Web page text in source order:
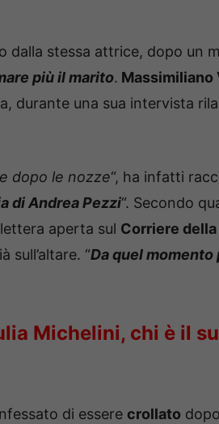
dalla stessa attrice, dopo un
più il marito. Massimiliano
durante una sua intervista
dopo le nozze“, ha infatti
di Andrea Pezzi“. Secondo
aperta sul Corriere della
sull’altare. “Da quel momento
Michelini, chi è il
di essere crollato